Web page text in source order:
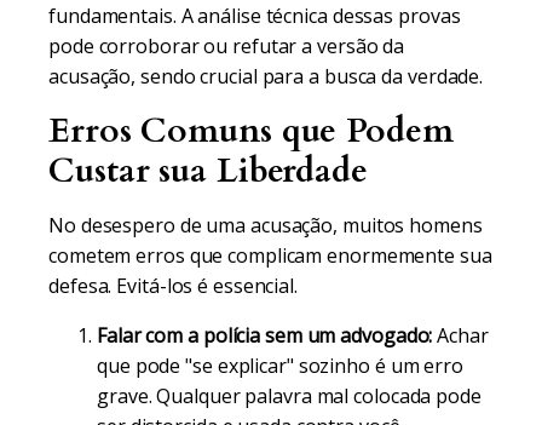
fundamentais. A análise técnica dessas provas
pode corroborar ou refutar a versão da
acusação, sendo crucial para a busca da verdade.
Erros Comuns que Podem
Custar sua Liberdade
No desespero de uma acusação, muitos homens
cometem erros que complicam enormemente sua
defesa. Evitá-los é essencial.
Falar com a polícia sem um advogado:Achar
que pode "se explicar" sozinho é um erro
grave. Qualquer palavra mal colocada pode